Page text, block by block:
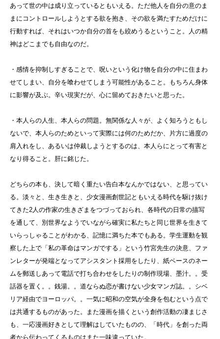
あって世の中は成り立っているともいえる。ただ他人を自分の意のま
まにコントロールしようとする欲を抱き、その欲を満たすためだけに
行動すれば、それはいつか自分の首をも絞めうるということ。人の精
神はどこまでも自由なのだ。
・感情を抑制しすぎることで、呪いという化け物を自分の中に住まわ
せてしまい、自分を喰わせてしまう可能性があること。もちろん身体
に影響が及ぶ。辛い現実だが、心に留めておきたいと思った。
・本人らの人生、本人らの問題。無関係な人々が、よく知ろうともし
ないで、本人らのためといって実際には何のためだか、片方に過度の
肩入れをし、あるいは仲裁しようとするのは、本人らにとって有害と
なり得ること。肝に銘じた。
どちらの本も、決して暗く重たい告白本なんかではない、と思ってい
る。淡々と、生き生きと、少女漫画創世記ともいえる時代を駆け抜け
てきた2人の作家の生きざまをつづっておられ、各時代の日常の描写
を通して、別世界なようでいながら確実に私たちと同じ世界を生きて
いらっしゃることがわかる、記憶に満ちた本でもある。学生運動を観
察した上で「私の革命はマンガでする」という竹宮先生の決意、ファ
ンレターが発端となってアシスタント採用をしたり、紙ベースのネー
ムを郵送しあって電話で打ち合わせをしたりの制作現場、墨汁。。受
話器を置く。。銭湯。。道ならぬ恋が書けない少女マンガ誌。。シベ
リア経由でヨーロッパ。。一気に昭和の空気が全身を包むという点で
は共通するものがあった。また漫画を描くという創作活動の凄まじさ
も、一応漫画好きとして理解はしていたものの、「時代」を創った両
者から伝わってくるものはまた一味違っていた。